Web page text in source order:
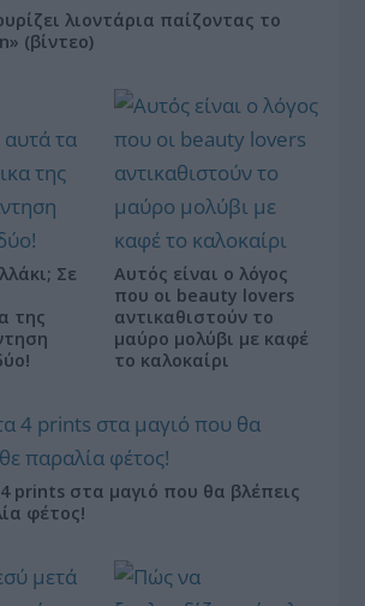
λιοντάρια παίζοντας το
(βίντεο)
Σε
της
Αυτός είναι ο λόγος
που οι beauty lovers
αντικαθιστούν το
μαύρο μολύβι με καφέ
το καλοκαίρι
prints στα μαγιό που θα βλέπεις
φέτος!